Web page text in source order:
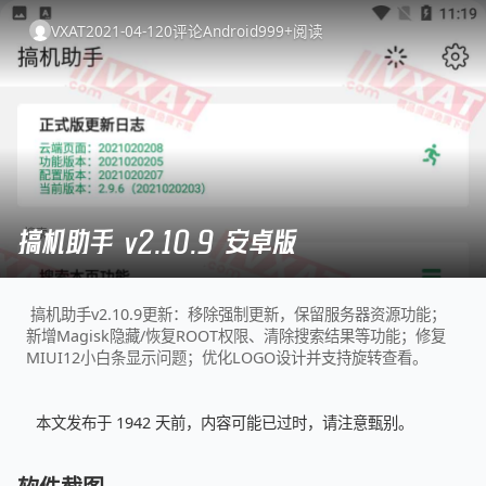
VXAT2021-04-120评论Android999+阅读
搞机助手 v2.10.9 安卓版
搞机助手v2.10.9更新：移除强制更新，保留服务器资源功能；
新增Magisk隐藏/恢复ROOT权限、清除搜索结果等功能；修复
MIUI12小白条显示问题；优化LOGO设计并支持旋转查看。
本文发布于 1942 天前，内容可能已过时，请注意甄别。